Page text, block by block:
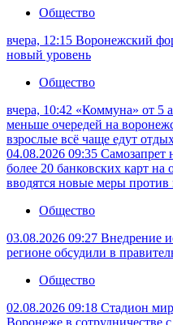
Общество
вчера, 12:15 Воронежский
новый уровень
Общество
вчера, 10:42 «Коммуна» от 5
меньше очередей на
взрослые всё чаще едут
04.08.2026 09:35 Самозапрет
более 20 банковских карт на
вводятся новые меры
Общество
03.08.2026 09:27 Внедрение
регионе обсудили в
Общество
02.08.2026 09:18 Стадион
Воронеже в сотрудничестве